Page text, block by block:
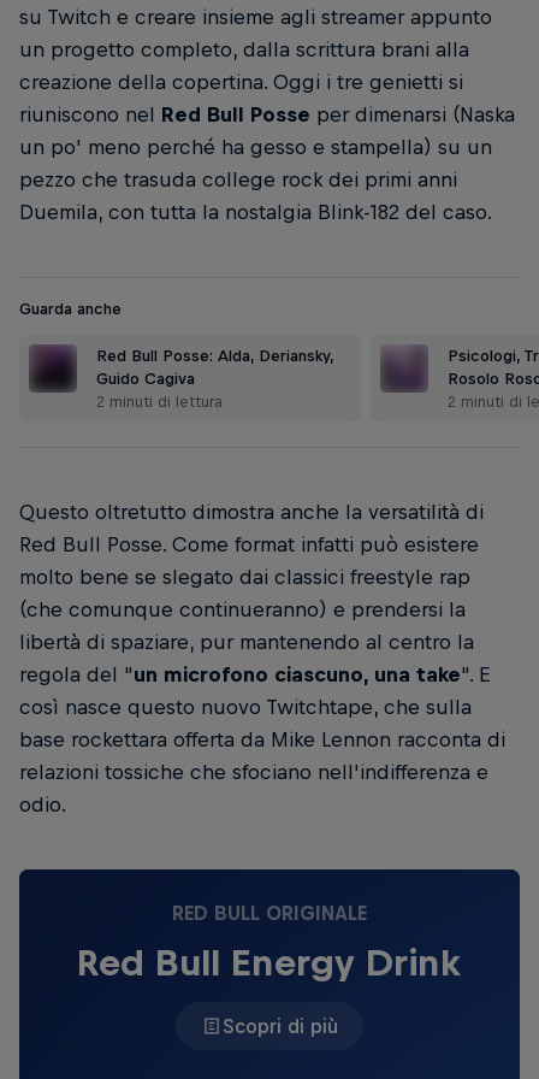
su Twitch e creare insieme agli streamer appunto
un progetto completo, dalla scrittura brani alla
creazione della copertina. Oggi i tre genietti si
riuniscono nel Red Bull Posse per dimenarsi (Naska
un po' meno perché ha gesso e stampella) su un
pezzo che trasuda college rock dei primi anni
Duemila, con tutta la nostalgia Blink-182 del caso.
Guarda anche
Red Bull Posse: Alda, Deriansky,
Guido Cagiva
2 minuti di lettura
Psicologi,
Rosolo
2 minuti di
Questo oltretutto dimostra anche la versatilità di
Red Bull Posse. Come format infatti può esistere
molto bene se slegato dai classici freestyle rap
(che comunque continueranno) e prendersi la
libertà di spaziare, pur mantenendo al centro la
regola del "un microfono ciascuno, una take". E
così nasce questo nuovo Twitchtape, che sulla
base rockettara offerta da Mike Lennon racconta di
relazioni tossiche che sfociano nell'indifferenza e
odio.
RED BULL ORIGINALE
Red Bull Energy Drink
Scopri di più